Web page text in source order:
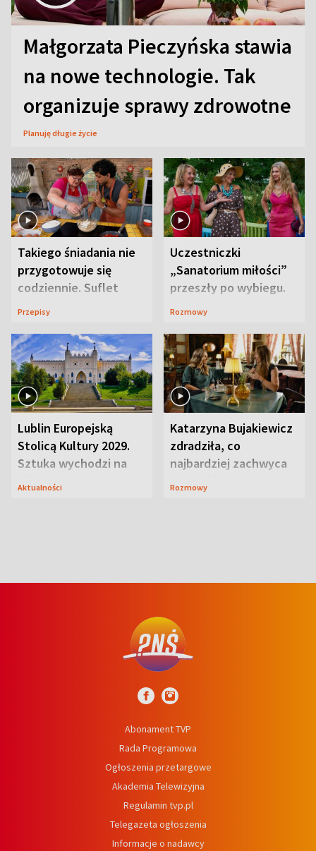
Małgorzata Pieczyńska stawia
na nowe technologie. Tak
organizuje sprawy zdrowotne
Planuję długie życie
Takiego śniadania nie
przygotowuje się
codziennie. Suflet
serowy zachwyca
Przepisy
Uczestniczki
„Sanatorium miłości”
przeszły po wybiegu.
Te stylizacje
Rozmowy
Lublin Europejską
Stolicą Kultury 2029.
Sztuka wychodzi na
ulice
Aktualności
Katarzyna Bujakiewicz
zdradziła, co
najbardziej zachwyca
ją w Lublinie
Rozmowy
Abonament TVP
Rada Programowa
Ogłoszenia przetargowe
Akademia Telewizyjna
Regulamin tvp.pl
Telegazeta ogłoszenia
Informacje o nadawcy